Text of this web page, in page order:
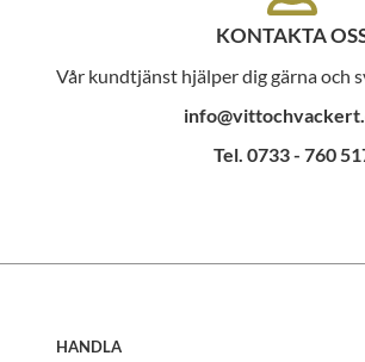
KONTAKTA
Vår kundtjänst hjälper dig gärna och
Tel. 0733 - 760
HANDLA